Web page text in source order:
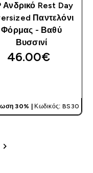
Ανδρικό Rest Day
Παντελόνι
Φόρμας - Βαθύ
Βυσσινί
46.00€‎
30% | Κωδικός: BS30